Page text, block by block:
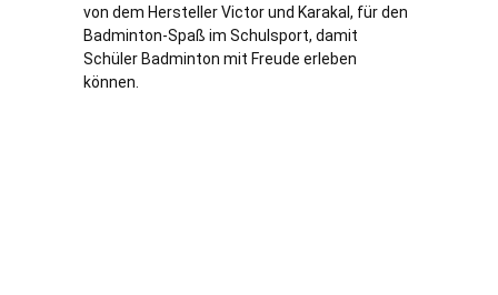
von dem Hersteller Victor und Karakal, für den
Badminton-Spaß im Schulsport, damit
Schüler Badminton mit Freude erleben
können.